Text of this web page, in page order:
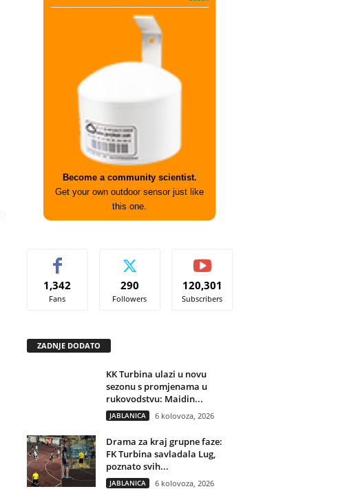
Become a community scientist.
Get your own outdoor sensor just like
this one.
1,342
Fans
290
Followers
120,301
Subscribers
ZADNJE DODATO
KK Turbina ulazi u novu
sezonu s promjenama u
rukovodstvu: Maidin...
JABLANICA 6 kolovoza, 2026
Drama za kraj grupne faze:
FK Turbina savladala Lug,
poznato svih...
JABLANICA 6 kolovoza, 2026